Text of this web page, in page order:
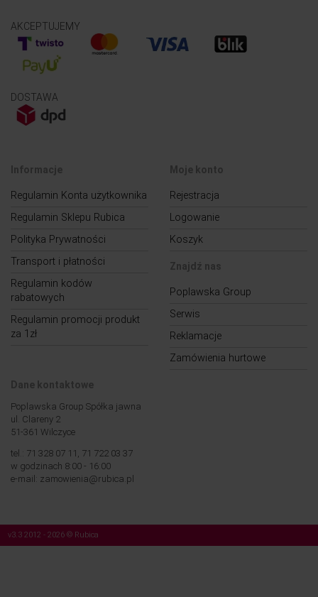
AKCEPTUJEMY
DOSTAWA
Informacje
Regulamin Konta użytkownika
Regulamin Sklepu Rubica
Polityka Prywatności
Transport i płatności
Regulamin kodów
rabatowych
Regulamin promocji produkt
za 1zł
Moje konto
Rejestracja
Logowanie
Koszyk
Znajdź nas
Poplawska Group
Serwis
Reklamacje
Zamówienia hurtowe
Dane kontaktowe
Poplawska Group Spółka jawna
ul. Clareny 2
51-361 Wilczyce
tel.: 71 328 07 11, 71 722 03 37
w godzinach 8:00 - 16:00
e-mail: zamowienia@rubica.pl
v3.3 2012 - 2026 © Rubica